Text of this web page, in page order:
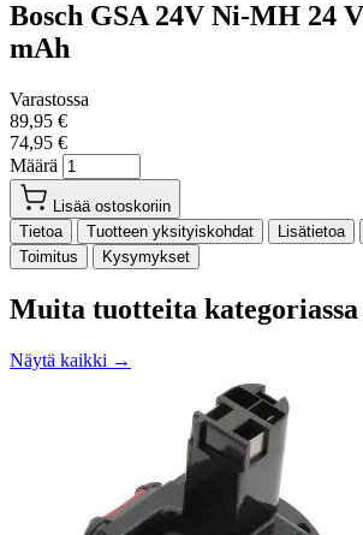
Bosch GSA 24V Ni-MH 24
mAh
Varastossa
89,95 €
74,95 €
Määrä
Lisää ostoskoriin
Tietoa
Tuotteen yksityiskohdat Lisätietoa
Toimitus
Kysymykset
Muita tuotteita kategoriassa
Näytä kaikki →